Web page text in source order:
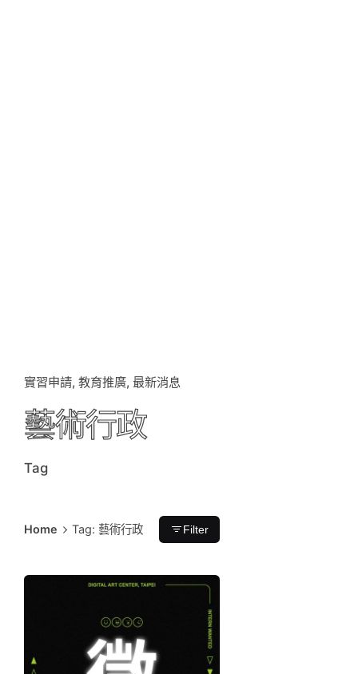
實習申請 教育推廣 最新消息
藝術行政
Tag
Home Tag: 藝術行政 Filter